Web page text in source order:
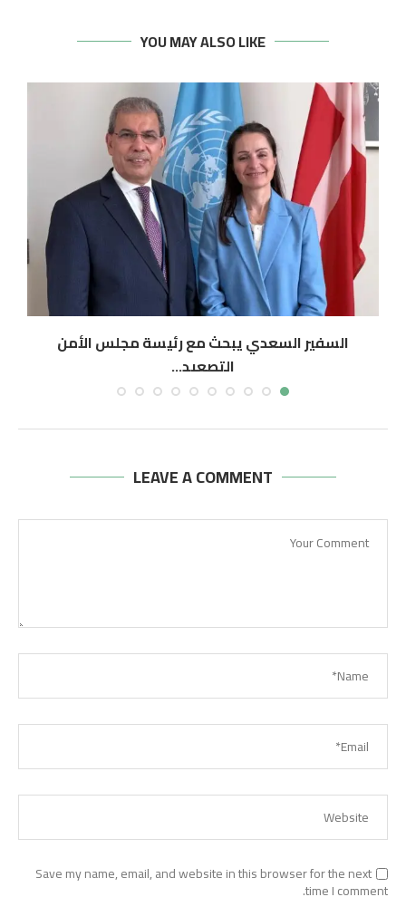
YOU MAY ALSO LIKE
السفير السعدي يبحث مع رئيسة مجلس الأمن
التصعيد...
أغسطس 7, 2026
LEAVE A COMMENT
Save my name, email, and website in this browser for the next
time I comment.